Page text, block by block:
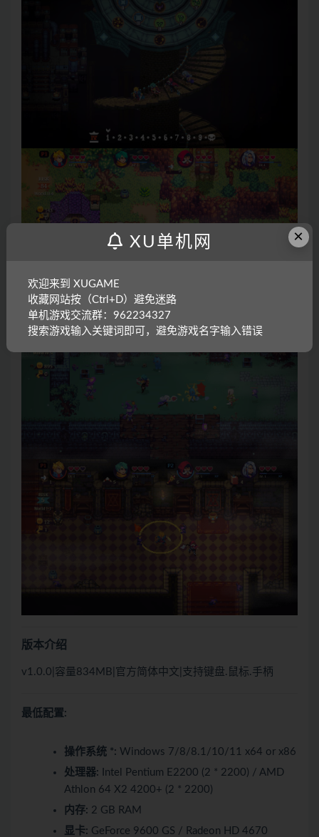
版本介绍
v1.0.0|容量834MB|官方简体中文|支持键盘.鼠标.手柄
最低配置:
操作系统 *: Windows 7/8/8.1/10/11 x64 or x86
处理器: Intel Pentium E2200 (2 * 2200) / AMD
Athlon 64 X2 4200+ (2 * 2200)
内存: 2 GB RAM
显卡: GeForce 9600 GS / Radeon HD 4670
×
XU单机网
欢迎来到 XUGAME
收藏网站按（Ctrl+D）避免迷路
单机游戏交流群：962234327
搜索游戏输入关键词即可，避免游戏名字输入错误